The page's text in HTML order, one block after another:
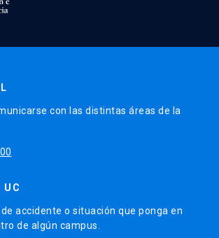
con las distintas áreas de la
UC
accidente o situación que ponga en
de algún campus.